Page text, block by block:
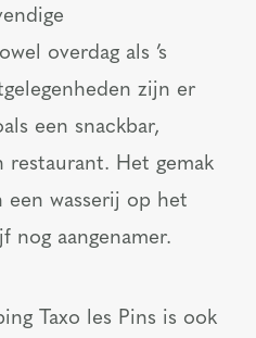
overdag als ’s
zijn er
een snackbar,
restaurant. Het gemak
wasserij op het
nog aangenamer.
Taxo les Pins is ook